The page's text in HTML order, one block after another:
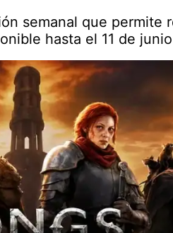
semanal que
hasta el 11 de